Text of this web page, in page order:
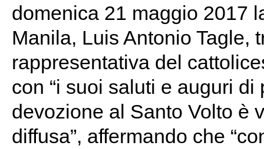
domenica 21 maggio 2017
Manila, Luis Antonio Tagle,
rappresentativa del
con “i suoi saluti e auguri
devozione al Santo Volto è
diffusa”, affermando che